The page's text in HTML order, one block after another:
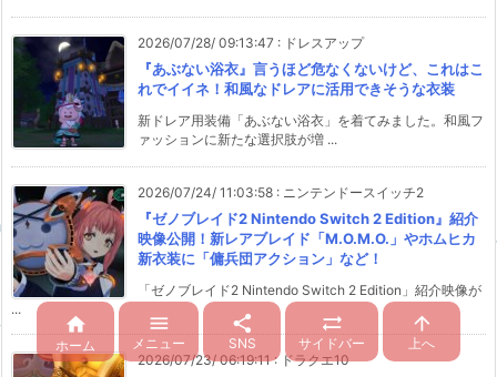
2026/07/28/ 09:13:47 : ドレスアップ
『あぶない浴衣』言うほど危なくないけど、これはこ
れでイイネ！和風なドレアに活用できそうな衣装
新ドレア用装備「あぶない浴衣」を着てみました。和風フ
ァッションに新たな選択肢が増 ...
2026/07/24/ 11:03:58 : ニンテンドースイッチ2
『ゼノブレイド2 Nintendo Switch 2 Edition』紹介
映像公開！新レアブレイド「M.O.M.O.」やホムヒカ
新衣装に「傭兵団アクション」など！
「ゼノブレイド2 Nintendo Switch 2 Edition」紹介映像が
...
2026/07/23/ 06:19:11: ドラクエ10

ホーム

メニュー

SNS

サイドバー

上へ